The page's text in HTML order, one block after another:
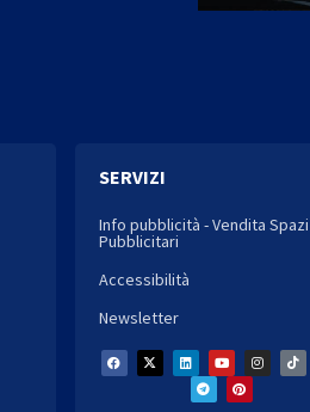
SERVIZI
Info pubblicità - Vendita Spazi
Pubblicitari
Accessibilità
Newsletter